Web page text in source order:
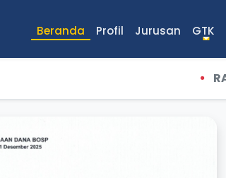
Beranda Profil Jurusan GTK
RAB